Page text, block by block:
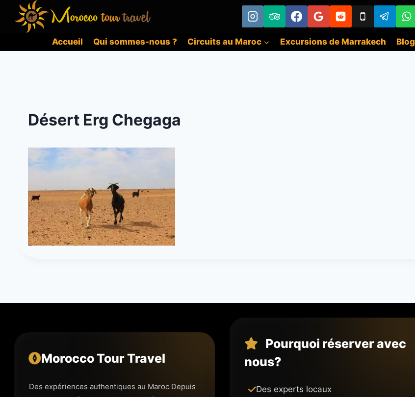
contenu
Accueil
Qui sommes-nous ? Circuits au Maroc Excursions de Marrakech Blog
Désert Erg Chegaga
Morocco Tour Travel
Des expériences authentiques au Maroc Depuis
Pourquoi réserver avec
nous?
Des experts locaux